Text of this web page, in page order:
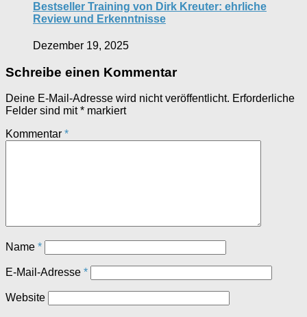
Bestseller Training von Dirk Kreuter: ehrliche
Review und Erkenntnisse
Dezember 19, 2025
Schreibe einen Kommentar
Deine E-Mail-Adresse wird nicht veröffentlicht. Erforderliche
Felder sind mit* markiert
Kommentar *
Name *
E-Mail-Adresse *
Website